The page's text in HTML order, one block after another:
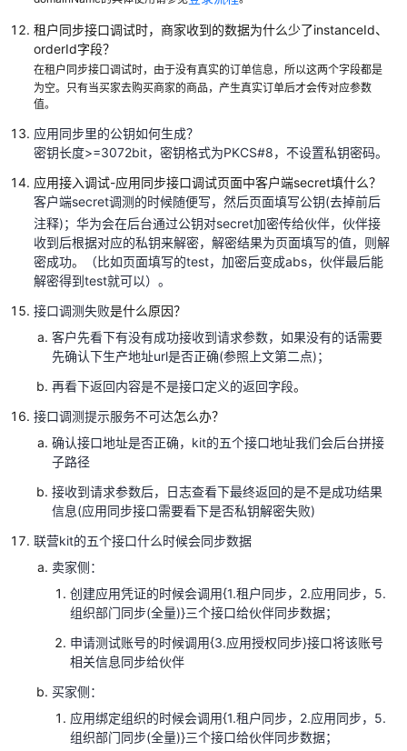
营
KIT
与
技
对
接
方
案
联
营
SaaS
商
品
联
营
与
技
接
方
案
技
术
对
接
接
租户同步接口调试时，商家收到的数据为什么少了instanceId、
orderId字段？
在租户同步接口调试时，由于没有真实的订单信息，所以这两个字段都是
为空。只有当买家去购买商家的商品，产生真实订单后才会传对应参数
值。
应用同步里的公钥如何生成？
密钥长度>=3072bit，密钥格式为PKCS#8，不设置私钥密码。
应用接入调试-应用同步接口调试页面中客户端secret填什么？
客户端secret调测的时候随便写，然后页面填写公钥(去掉前后
注释)；华为会在后台通过公钥对secret加密传给伙伴，伙伴接
收到后根据对应的私钥来解密，解密结果为页面填写的值，则解
密成功。（比如页面填写的test，加密后变成abs，伙伴最后能
解密得到test就可以）。
接口调测失败是什么原因？
客户先看下有没有成功接收到请求参数，如果没有的话需要
先确认下生产地址url是否正确(参照上文第二点)；
再看下返回内容是不是接口定义的返回字段。
接口调测提示服务不可达怎么办？
确认接口地址是否正确， kit的五个接口地址我们会后台拼接
子路径
接收到请求参数后，日志查看下最终返回的是不是成功结果
信息(应用同步接口需要看下是否私钥解密失败)
联营kit的五个接口什么时候会同步数据
卖家侧：
创建应用凭证的时候会调用{1.租户同步， 2.应用同步， 5.
组织部门同步(全量)}三个接口给伙伴同步数据；
申请测试账号的时候调用{3.应用授权同步}接口将该账号
相关信息同步给伙伴
买家侧：
应用绑定组织的时候会调用{1.租户同步， 2.应用同步， 5.
组织部门同步(全量)}三个接口给伙伴同步数据；